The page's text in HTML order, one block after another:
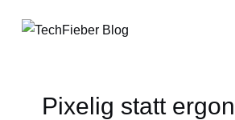
Pixelig statt